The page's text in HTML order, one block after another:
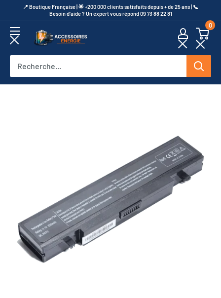
au
contenu
​📍​ Boutique Française | 🌟 +200 000 clients satisfaits depuis + de 25 ans | 📞​
Besoin d’aide ? Un expert vous répond 09 73 88 22 81
Accessoires
0